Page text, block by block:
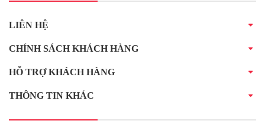
LIÊN HỆ
CHÍNH SÁCH KHÁCH HÀNG
HỖ TRỢ KHÁCH HÀNG
THÔNG TIN KHÁC